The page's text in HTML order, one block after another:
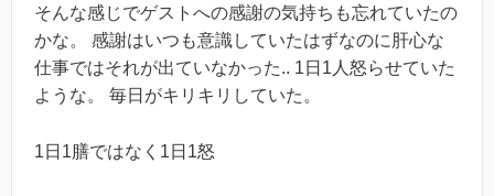
そんな感じでゲストへの感謝の気持ちも忘れていたの
かな。 感謝はいつも意識していたはずなのに肝心な
仕事ではそれが出ていなかった.. 1日1人怒らせていた
ような。 毎日がキリキリしていた。
1日1膳ではなく1日1怒